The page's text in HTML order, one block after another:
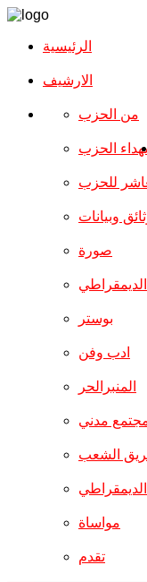
الرئيسية
الارشیف
من الحزب
الحزب
للحزب
وبيانات
صورة
بوستر
ادب وفن
المنبرالحر
مدني
الشعب
الديمقراطي
مواساة
تقدم